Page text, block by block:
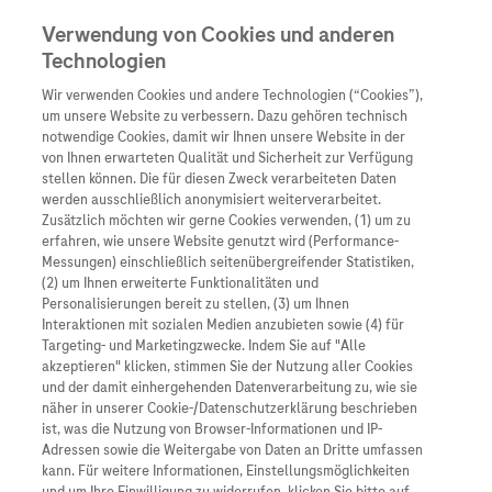
Unternehmen
Übersicht
Wer wir sind
Was uns antreibt
Unsere Standorte
Roche Stories
Events
Innovation
Übersicht
Forschung
Personalisierte
Digitalisierung
Blog Zukunftslabor
Übersicht
Unser Service für
Informationen zu
Diagnostik ist
Klinische Studien
Arzneimittel
Übersicht
Arzneimittel A-Z
Roche Pipeline
Roche Fachportal
Diagnostik
Kontakt
Presse
Karriere
Verwendung von Cookies und anderen
Technologien
Wir verwenden Cookies und andere Technologien (“Cookies”),
um unsere Website zu verbessern. Dazu gehören technisch
notwendige Cookies, damit wir Ihnen unsere Website in der
von Ihnen erwarteten Qualität und Sicherheit zur Verfügung
stellen können. Die für diesen Zweck verarbeiteten Daten
werden ausschließlich anonymisiert weiterverarbeitet.
Zusätzlich möchten wir gerne Cookies verwenden, (1) um zu
erfahren, wie unsere Website genutzt wird (Performance-
Messungen) einschließlich seitenübergreifender Statistiken,
(2) um Ihnen erweiterte Funktionalitäten und
Personalisierungen bereit zu stellen, (3) um Ihnen
Interaktionen mit sozialen Medien anzubieten sowie (4) für
Targeting- und Marketingzwecke. Indem Sie auf "Alle
akzeptieren" klicken, stimmen Sie der Nutzung aller Cookies
und der damit einhergehenden Datenverarbeitung zu, wie sie
näher in unserer Cookie-/Datenschutzerklärung beschrieben
ist, was die Nutzung von Browser-Informationen und IP-
Adressen sowie die Weitergabe von Daten an Dritte umfassen
kann. Für weitere Informationen, Einstellungsmöglichkeiten